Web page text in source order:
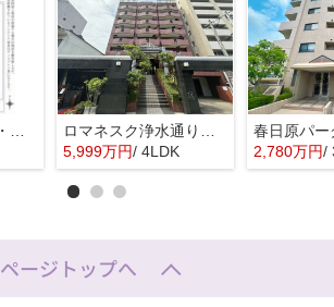
千早一丁目パーク・マンション☆仲介手数料無料☆
ロマネスク浄水通り第2☆仲介手数料無料☆
5,999万円/ 4LDK 2,780万円/
ページトップへ